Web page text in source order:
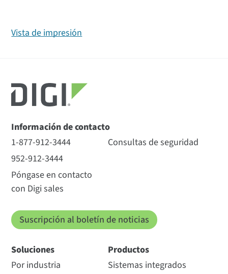
Vista de impresión
Información de contacto
1-877-912-3444
952-912-3444
Póngase en contacto
con Digi sales
Consultas de seguridad
Suscripción al boletín de noticias
Soluciones
Por industria
Productos
Sistemas integrados